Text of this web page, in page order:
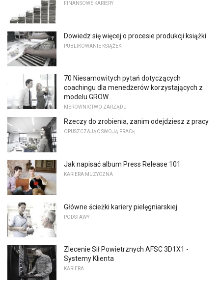
FINANSOWE KARIERY
Dowiedz się więcej o procesie produkcji książki
PUBLIKOWANIE KSIĄŻEK
70 Niesamowitych pytań dotyczących
coachingu dla menedżerów korzystających z
modelu GROW
KIEROWNICTWO ZARZĄDU
Rzeczy do zrobienia, zanim odejdziesz z pracy
OPUSZCZAJĄC SWOJĄ PRACĘ
Jak napisać album Press Release 101
KARIERA MUZYCZNA
Główne ścieżki kariery pielęgniarskiej
PODSTAWY
Zlecenie Sił Powietrznych AFSC 3D1X1 -
Systemy Klienta
KARIERA